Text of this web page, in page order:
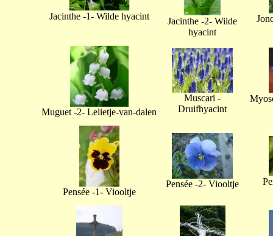
Jacinthe -1- Wilde hyacint
Jacinthe -2- Wilde
hyacint
Muguet -2- Lelietje-van-dalen
Muscari -
Druifhyacint
Pensée -1- Viooltje
Pensée -2- Viooltje